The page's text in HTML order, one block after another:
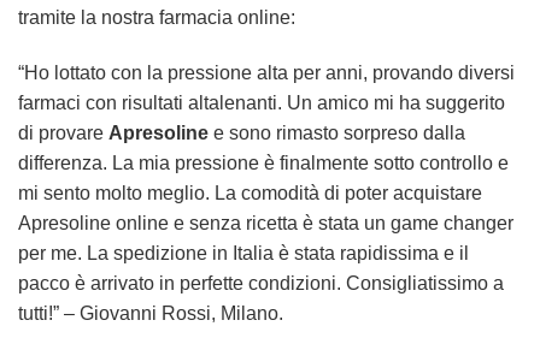
tramite la nostra farmacia online:
“Ho lottato con la pressione alta per anni, provando diversi
farmaci con risultati altalenanti. Un amico mi ha suggerito
di provare Apresoline e sono rimasto sorpreso dalla
differenza. La mia pressione è finalmente sotto controllo e
mi sento molto meglio. La comodità di poter acquistare
Apresoline online e senza ricetta è stata un game changer
per me. La spedizione in Italia è stata rapidissima e il
pacco è arrivato in perfette condizioni. Consigliatissimo a
tutti!” – Giovanni Rossi, Milano.